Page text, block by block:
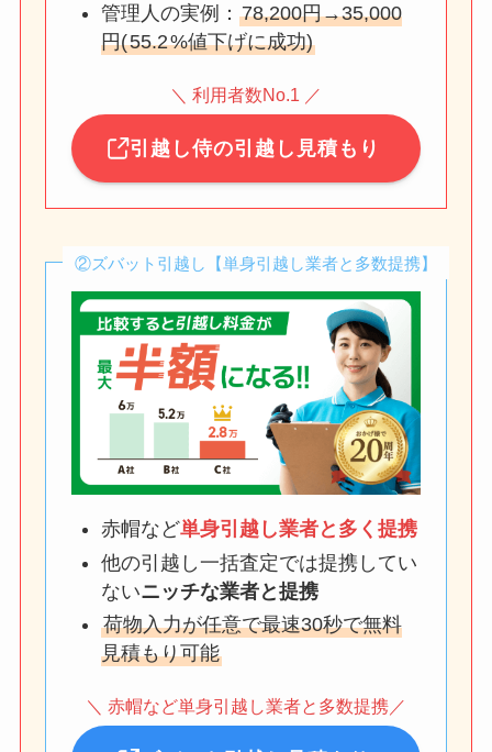
管理人の実例： 78,200円→35,000
円(55.2%値下げに成功)
＼ 利用者数No.1 ／
引越し侍の引越し見積もり
②ズバット引越し【単身引越し業者と多数提携】
赤帽など単身引越し業者と多く提携
他の引越し一括査定では提携してい
ないニッチな業者と提携
荷物入力が任意で最速30秒で無料
見積もり可能
＼ 赤帽など単身引越し業者と多数提携／